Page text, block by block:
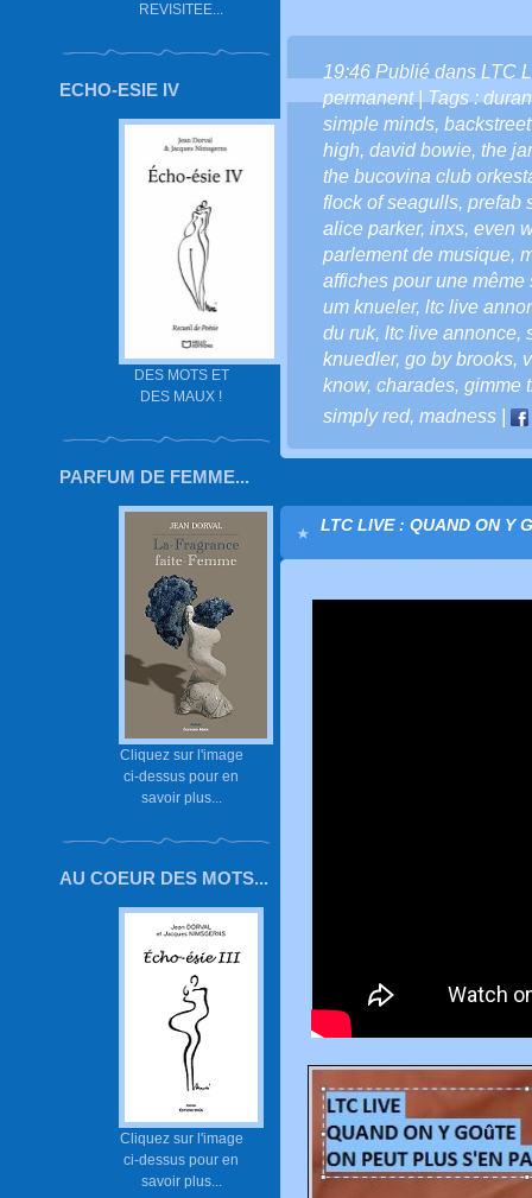
REVISITEE...
ECHO-ESIE IV
DES MOTS ET
DES MAUX !
PARFUM DE FEMME...
Cliquez sur l'image
ci-dessus pour en
savoir plus...
AU COEUR DES MOTS...
Cliquez sur l'image
ci-dessus pour en
savoir plus...
19:46 Publié dans LTC
permanent| Tags :
simple minds,
high, david bowie, the
the bucovina club
flock of seagulls, prefab
alice parker, inxs, even
parlement de musique,
affiches pour une même
um knueler, ltc live
du ruk, ltc live annonce,
knuedler, go by brooks,
know, charades, gimme
simply red, madness
LTC LIVE : QUAND ON Y